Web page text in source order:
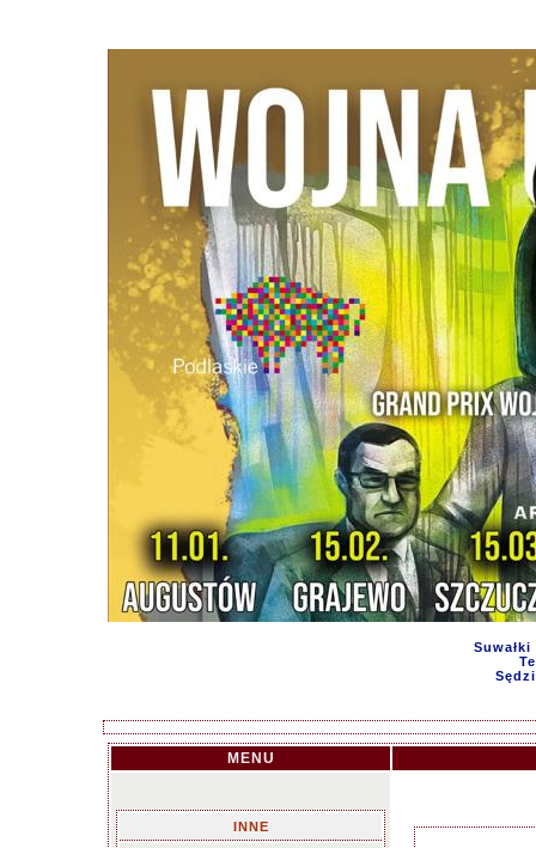
Suwałki
MENU
INNE